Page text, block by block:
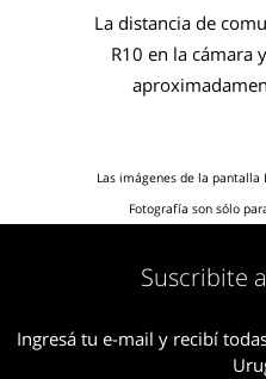
La distancia de
R10 en la cámara
Las imágenes de la pantalla
Fotografía son sólo
Suscribite
Ingresá tu e-mail y recibí